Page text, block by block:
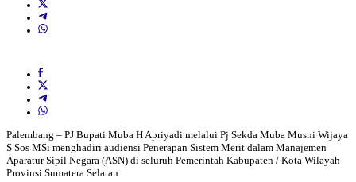
Palembang – PJ Bupati Muba H Apriyadi melalui Pj Sekda Muba Musni Wijaya
S Sos MSi menghadiri audiensi Penerapan Sistem Merit dalam Manajemen
Aparatur Sipil Negara (ASN) di seluruh Pemerintah Kabupaten / Kota Wilayah
Provinsi Sumatera Selatan.